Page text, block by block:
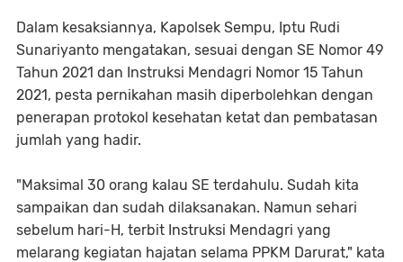
Dalam kesaksiannya, Kapolsek Sempu, Iptu Rudi
Sunariyanto mengatakan, sesuai dengan SE Nomor 49
Tahun 2021 dan Instruksi Mendagri Nomor 15 Tahun
2021, pesta pernikahan masih diperbolehkan dengan
penerapan protokol kesehatan ketat dan pembatasan
jumlah yang hadir.
"Maksimal 30 orang kalau SE terdahulu. Sudah kita
sampaikan dan sudah dilaksanakan. Namun sehari
sebelum hari-H, terbit Instruksi Mendagri yang
melarang kegiatan hajatan selama PPKM Darurat," kata